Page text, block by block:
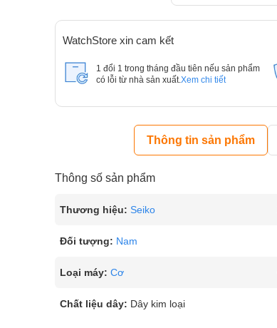
WatchStore xin cam kết
1 đổi 1 trong tháng đầu tiên nếu sản phẩm
có lỗi từ nhà sản xuất. Xem chi tiết
Thông tin sản phẩm
Thông số sản phẩm
Thương hiệu: Seiko
Đối tượng: Nam
Loại máy: Cơ
Chất liệu dây: Dây kim loại